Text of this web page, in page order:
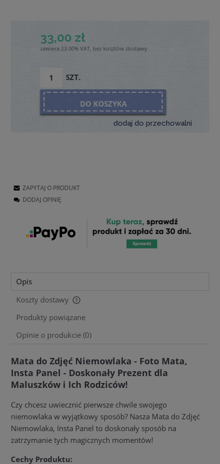
33,00 zł
zawiera 23.00% VAT, bez kosztów dostawy
SZT.
DO KOSZYKA
dodaj do przechowalni
ZAPYTAJ O PRODUKT
DODAJ OPINIĘ
Opis
Koszty dostawy
Cena nie zawiera ewentualnych kosztów płatności
Produkty powiązane
Opinie o produkcie (0)
Mata do Zdjęć Niemowlaka - Foto Mata,
Insta Panel - Doskonały Prezent dla
Maluszków i Ich Rodziców!
Czy chcesz uwiecznić pierwsze chwile swojego
niemowlaka w wyjątkowy sposób? Nasza Mata do Zdjęć
Niemowlaka, Insta Panel to doskonały sposób na
zatrzymanie tych magicznych momentów!
Cechy Produktu: